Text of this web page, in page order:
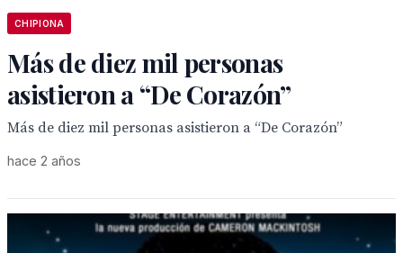
CHIPIONA
Más de diez mil personas
asistieron a “De Corazón”
Más de diez mil personas asistieron a “De Corazón”
hace 2 años